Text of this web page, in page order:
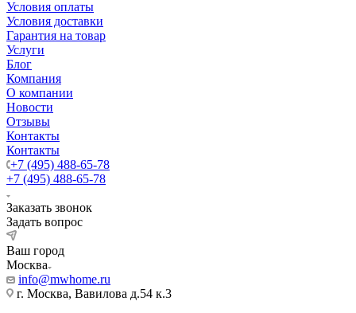
Условия оплаты
Условия доставки
Гарантия на товар
Услуги
Блог
Компания
О компании
Новости
Отзывы
Контакты
Контакты
+7 (495) 488-65-78
+7 (495) 488-65-78
Заказать звонок
Задать вопрос
Ваш город
Москва
info@mwhome.ru
г. Москва, Вавилова д.54 к.3